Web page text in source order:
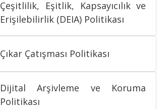
Çeşitlilik, Eşitlik, Kapsayıcılık ve
Erişilebilirlik (DEIA) Politikası
Çıkar Çatışması Politikası
Dijital Arşivleme ve Koruma
Politikası